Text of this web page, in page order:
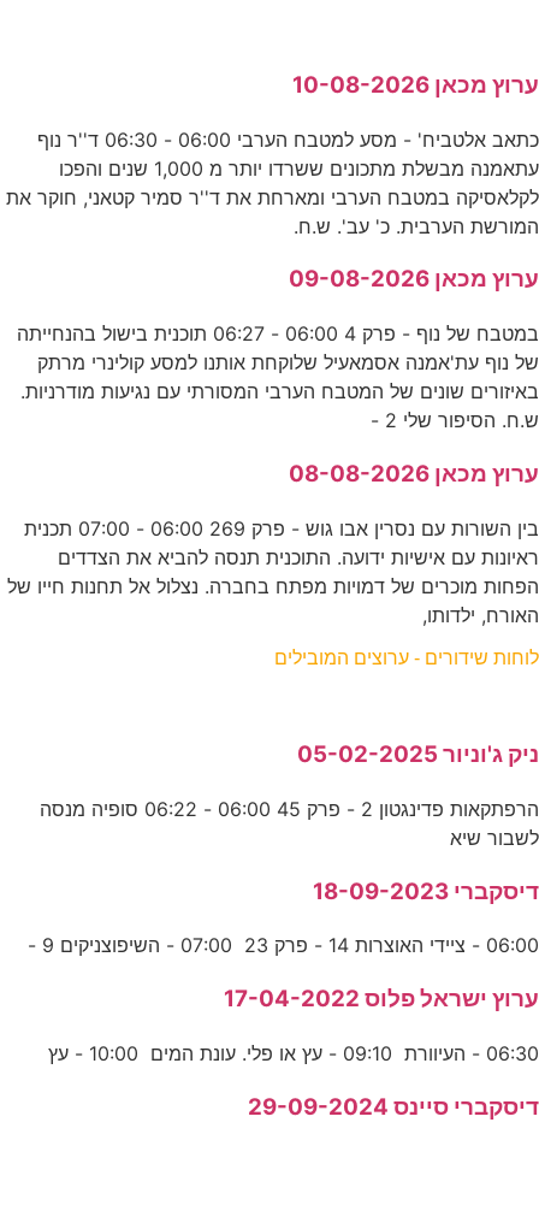
ערוץ מכאן 10-08-2026
כתאב אלטביח' - מסע למטבח הערבי 06:00 - 06:30 ד''ר נוף
עתאמנה מבשלת מתכונים ששרדו יותר מ 1,000 שנים והפכו
לקלאסיקה במטבח הערבי ומארחת את ד''ר סמיר קטאני, חוקר את
המורשת הערבית. כ' עב'. ש.ח.
ערוץ מכאן 09-08-2026
במטבח של נוף - פרק 4 06:00 - 06:27 תוכנית בישול בהנחייתה
של נוף עת'אמנה אסמאעיל שלוקחת אותנו למסע קולינרי מרתק
באיזורים שונים של המטבח הערבי המסורתי עם נגיעות מודרניות.
ש.ח. הסיפור שלי 2 -
ערוץ מכאן 08-08-2026
בין השורות עם נסרין אבו גוש - פרק 269 06:00 - 07:00 תכנית
ראיונות עם אישיות ידועה. התוכנית תנסה להביא את הצדדים
הפחות מוכרים של דמויות מפתח בחברה. נצלול אל תחנות חייו של
האורח, ילדותו,
לוחות שידורים - ערוצים המובילים
ניק ג'וניור 05-02-2025
הרפתקאות פדינגטון 2 - פרק 45 06:00 - 06:22 סופיה מנסה
לשבור שיא
דיסקברי 18-09-2023
06:00 - ציידי האוצרות 14 - פרק 23 07:00 - השיפוצניקים 9 -
ערוץ ישראל פלוס 17-04-2022
06:30 - העיוורת 09:10 - עץ או פלי. עונת המים 10:00 - עץ
דיסקברי סיינס 29-09-2024